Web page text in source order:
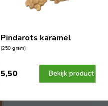
Pindarots karamel
(250 gram)
5,50 Bekijk product